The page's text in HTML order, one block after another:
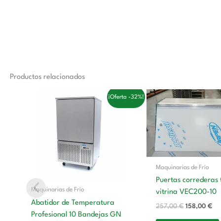
Productos relacionados
¡Oferta -32%!
Maquinarias de Frío
Abatidor de Temperatura
Profesional 10 Bandejas GN
precio
Maquinarias de Frío
Puertas correderas
vitrina VEC200-10
257,00€
El
precio
257,00 €.
158,00€
El